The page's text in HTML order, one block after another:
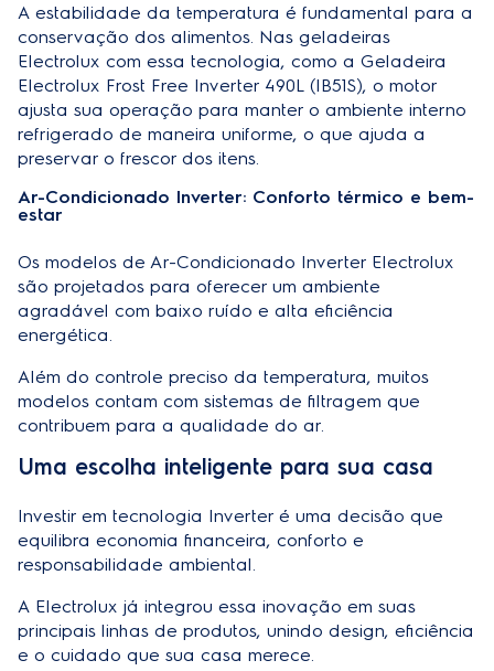
A estabilidade da temperatura é fundamental para a
conservação dos alimentos. Nas geladeiras
Electrolux com essa tecnologia, como a Geladeira
Electrolux Frost Free Inverter 490L (IB51S), o motor
ajusta sua operação para manter o ambiente interno
refrigerado de maneira uniforme, o que ajuda a
preservar o frescor dos itens.
Ar-Condicionado Inverter: Conforto térmico e bem-
estar
Os modelos de Ar-Condicionado Inverter Electrolux
são projetados para oferecer um ambiente
agradável com baixo ruído e alta eficiência
energética.
Além do controle preciso da temperatura, muitos
modelos contam com sistemas de filtragem que
contribuem para a qualidade do ar.
Uma escolha inteligente para sua casa
Investir em tecnologia Inverter é uma decisão que
equilibra economia financeira, conforto e
responsabilidade ambiental.
A Electrolux já integrou essa inovação em suas
principais linhas de produtos, unindo design, eficiência
e o cuidado que sua casa merece.